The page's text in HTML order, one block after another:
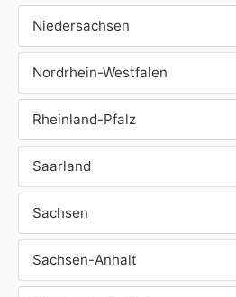
Niedersachsen
Nordrhein-Westfalen
Rheinland-Pfalz
Saarland
Sachsen
Sachsen-Anhalt